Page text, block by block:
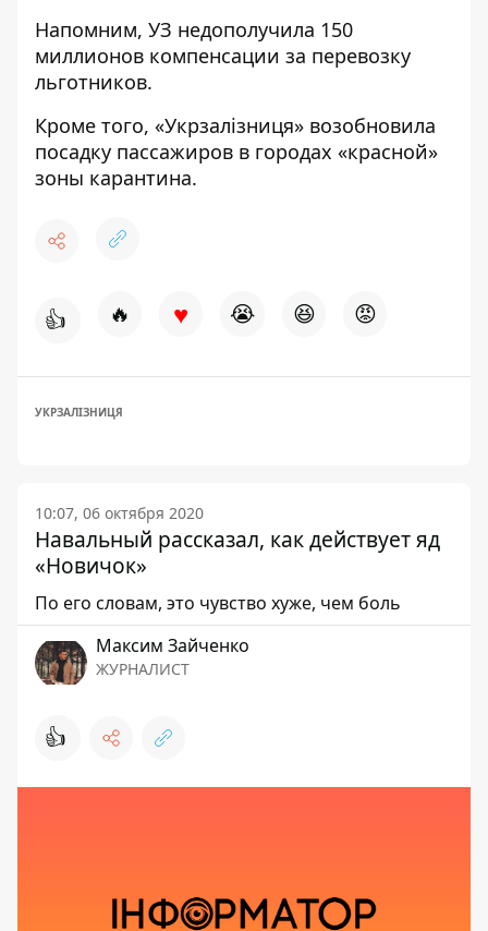
Напомним, УЗ недополучила 150
миллионов компенсации за перевозку
льготников.
Кроме того, «Укрзалізниця» возобновила
посадку пассажиров в городах «красной»
зоны карантина.
👍 🔥 ♥ 😭 😆 😡
УКРЗАЛІЗНИЦЯ
10:07, 06 октября 2020
Навальный рассказал, как действует яд
«Новичок»
По его словам, это чувство хуже, чем боль
Максим Зайченко
ЖУРНАЛИСТ
👍